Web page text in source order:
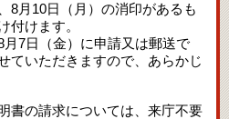
8月10日（月）の消印があるも
付けます。
7日（金）に申請又は郵送で
ていただきますので、あらかじ
書の請求については、来庁不要